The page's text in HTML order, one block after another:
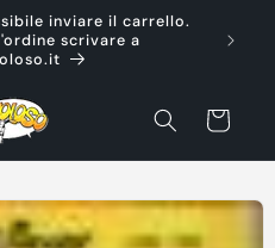
inviare il carrello.
scrivare a
Carrello